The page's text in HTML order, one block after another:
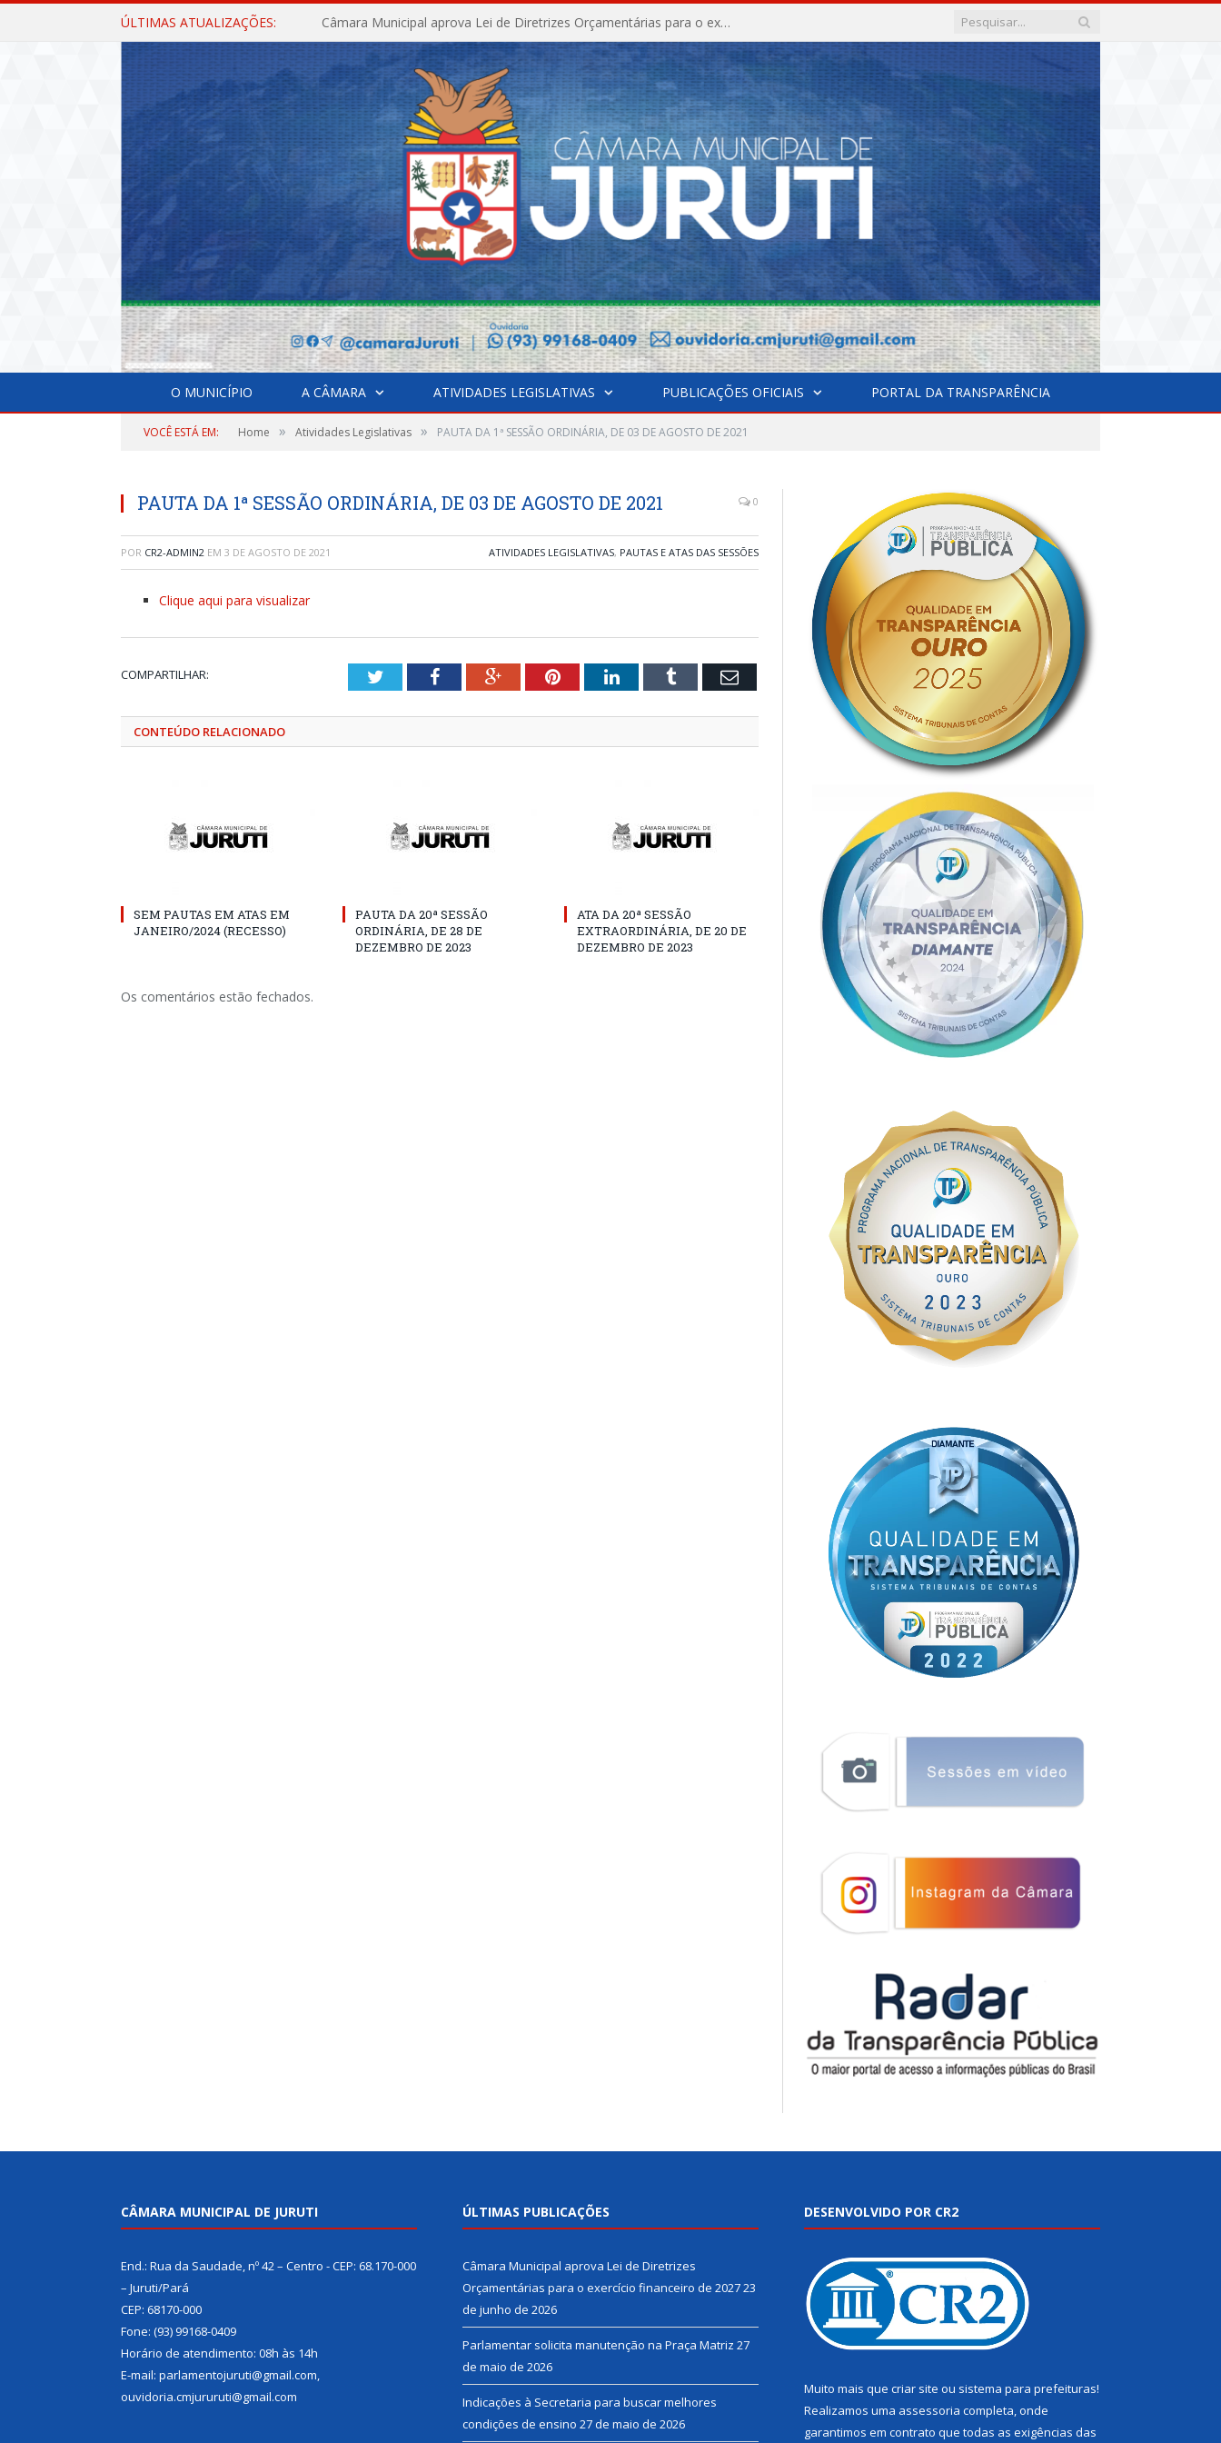
ÚLTIMAS ATUALIZAÇÕES: Câmara Municipal aprova Lei de Diretrizes Orçamentárias para o exercício financeiro de 2027
O MUNICÍPIO A CÂMARA ATIVIDADES LEGISLATIVAS PUBLICAÇÕES OFICIAIS PORTAL DA TRANSPARÊNCIA
VOCÊ ESTÁ EM: Home » Atividades Legislativas » PAUTA DA 1ª SESSÃO ORDINÁRIA, DE 03 DE AGOSTO DE 2021
PAUTA DA 1ª SESSÃO ORDINÁRIA, DE 03 DE AGOSTO DE 2021 0
POR CR2-ADMIN2 EM 3 DE AGOSTO DE 2021 ATIVIDADES LEGISLATIVAS, PAUTAS E ATAS DAS SESSÕES
Clique aqui para visualizar
COMPARTILHAR: TwitterFacebookGoogle+PinterestLinkedInTumblr Email
CONTEÚDO RELACIONADO
SEM PAUTAS EM ATAS EM
JANEIRO/2024 (RECESSO)
PAUTA DA 20ª SESSÃO
ORDINÁRIA, DE 28 DE
DEZEMBRO DE 2023
ATA DA 20ª SESSÃO
EXTRAORDINÁRIA, DE 20 DE
DEZEMBRO DE 2023
Os comentários estão fechados.
CÂMARA MUNICIPAL DE JURUTI
End.: Rua da Saudade, nº 42 – Centro - CEP: 68.170-000
– Juruti/Pará
CEP: 68170-000
Fone: (93) 99168-0409
Horário de atendimento: 08h às 14h
E-mail: parlamentojuruti@gmail.com,
ouvidoria.cmjururuti@gmail.com
ÚLTIMAS PUBLICAÇÕES
Câmara Municipal aprova Lei de Diretrizes
Orçamentárias para o exercício financeiro de 202723
de junho de 2026
Parlamentar solicita manutenção na Praça Matriz 27
de maio de 2026
Indicações à Secretaria para buscar melhores
condições de ensino 27 de maio de 2026
DESENVOLVIDO POR CR2
Muito mais que criar site ou sistema para prefeituras!
Realizamos uma assessoria completa, onde
garantimos em contrato que todas as exigências das